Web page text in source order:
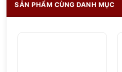
SẢN PHẨM CÙNG DANH MỤC